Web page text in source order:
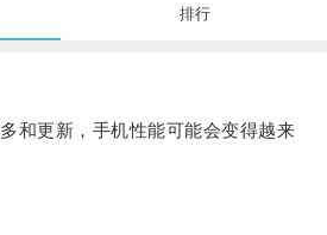
排行
更新，手机性能可能会变得越来